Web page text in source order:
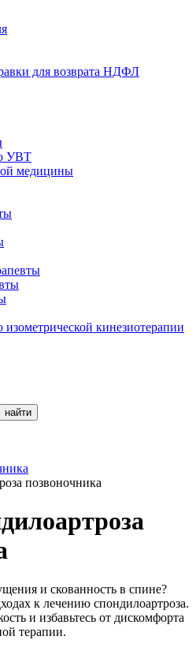
для возврата НДФЛ
УВТ
медицины
кинезиотерапии
найти
позвоночника
и скованность в спине?
к лечению спондилоартроза.
и избавьтесь от дискомфорта
терапии.